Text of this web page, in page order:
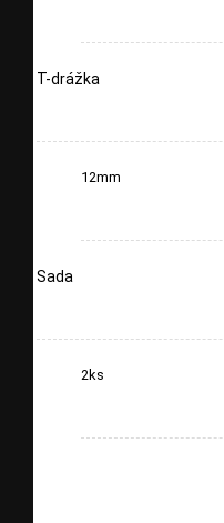
T-drážka
12mm
Sada
2ks